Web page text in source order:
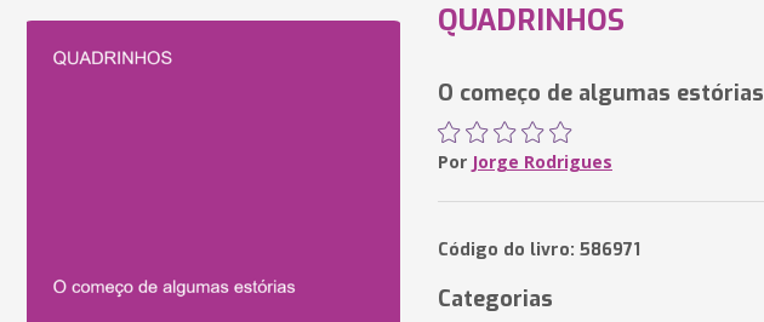
QUADRINHOS
O começo de algumas estórias
Por Jorge Rodrigues
Código do livro: 586971
Categorias